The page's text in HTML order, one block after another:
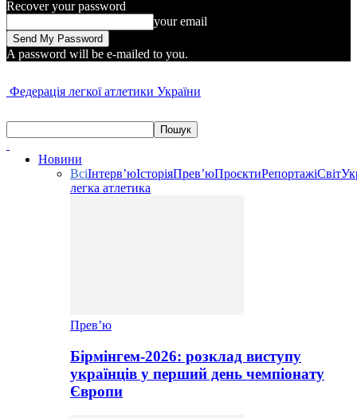
Recover your password
your email
A password will be e-mailed to you.
Федерація легкої атлетики України
Новини
ВсіІнтерв’юІсторіяПрев’юПроєктиРепортажіСвіт
легка атлетика
Прев’ю
Бірмінгем-2026: розклад виступу
українців у перший день чемпіонату
Європи